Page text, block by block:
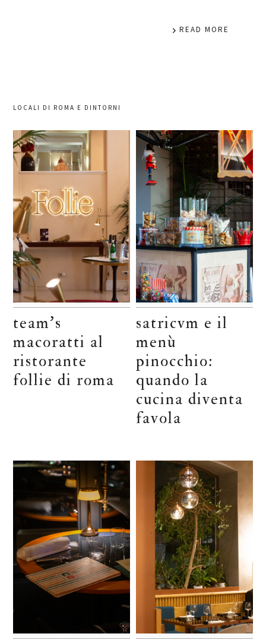
READ MORE
LOCALI DI ROMA E DINTORNI
team’s
macoratti al
ristorante
follie di roma
satricvm e il
menù
pinocchio:
quando la
cucina diventa
favola